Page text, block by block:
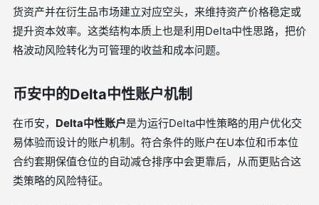
货资产并在衍生品市场建立对应空头，来维持资产价格稳定或
提升资本效率。这类结构本质上也是利用Delta中性思路，把价
格波动风险转化为可管理的收益和成本问题。
币安中的Delta中性账户机制
在币安， Delta中性账户是为运行Delta中性策略的用户优化交
易体验而设计的账户机制。符合条件的账户在U本位和币本位
合约套期保值仓位的自动减仓排序中会更靠后，从而更贴合这
类策略的风险特征。